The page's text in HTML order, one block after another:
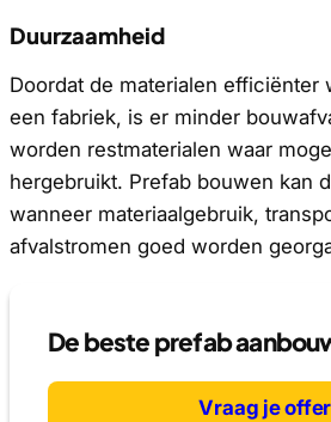
Duurzaamheid
Doordat de materialen efficiënter
een fabriek, is er minder
worden restmaterialen waar
hergebruikt. Prefab bouwen kan
wanneer materiaalgebruik,
afvalstromen goed worden
De beste prefab
Vraag je